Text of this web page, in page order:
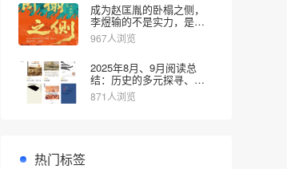
成为赵匡胤的卧榻之侧，
李煜输的不是实力，是对
时代的认知
967人浏览
2025年8月、9月阅读总
结：历史的多元探寻、文
学的疗愈思辨和财经的实
用导向
871人浏览
热门标签